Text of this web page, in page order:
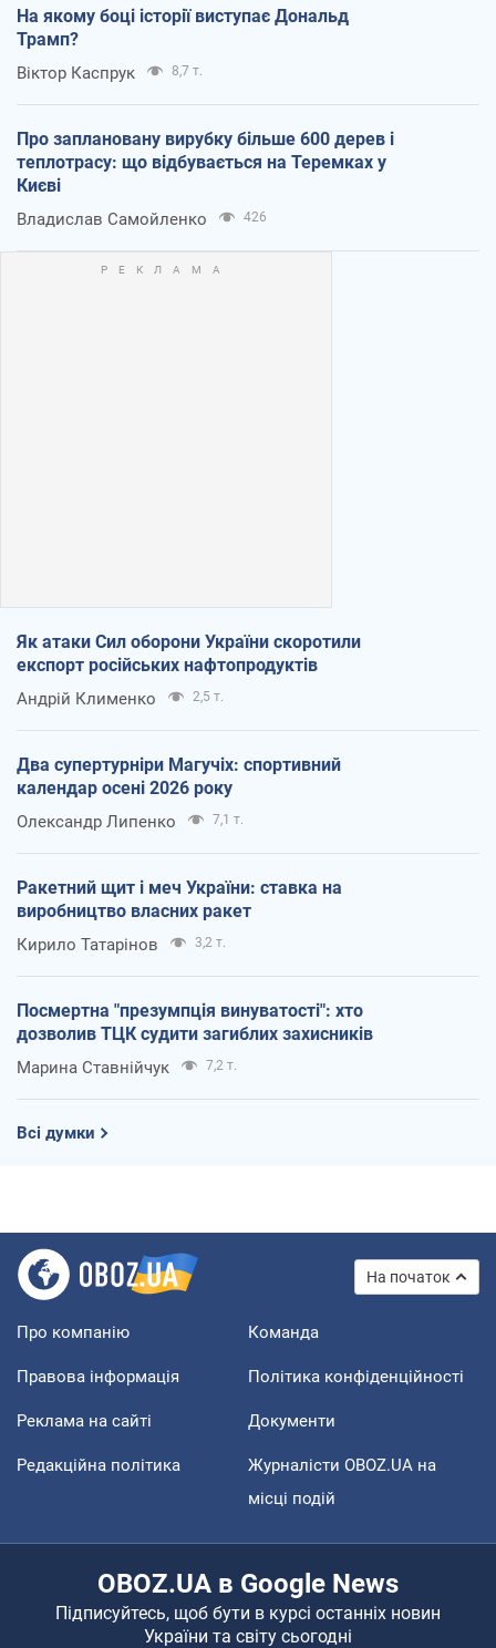
На якому боці історії виступає Дональд
Трамп?
Віктор Каспрук 8,7 т.
Про заплановану вирубку більше 600 дерев і
теплотрасу: що відбувається на Теремках у
Києві
Владислав Самойленко 426
Як атаки Сил оборони України скоротили
експорт російських нафтопродуктів
Андрій Клименко 2,5 т.
Два супертурніри Магучіх: спортивний
календар осені 2026 року
Олександр Липенко 7,1 т.
Ракетний щит і меч України: ставка на
виробництво власних ракет
Кирило Татарінов 3,2 т.
Посмертна "презумпція винуватості": хто
дозволив ТЦК судити загиблих захисників
Марина Ставнійчук 7,2 т.
Всі думки
На початок
Про компанію Команда
Правова інформація Політика конфіденційності
Реклама на сайті Документи
Редакційна політика
Журналісти OBOZ.UA на
місці подій
OBOZ.UA в Google News
Підписуйтесь, щоб бути в курсі останніх новин
України та світу сьогодні